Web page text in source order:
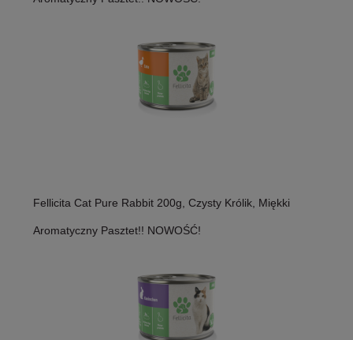
Fellicita Cat Pure Rabbit 200g, Czysty Królik, Miękki
Aromatyczny Pasztet!! NOWOŚĆ!